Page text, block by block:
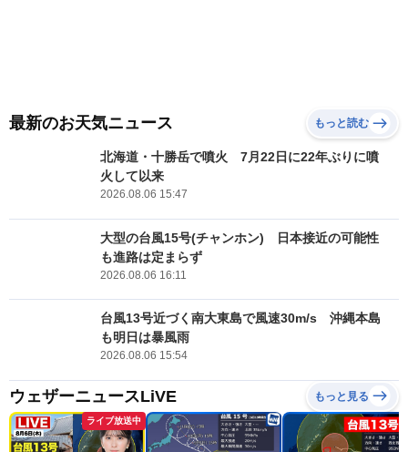
最新のお天気ニュース もっと読む
北海道・十勝岳で噴火 7月22日に22年ぶりに噴
火して以来
2026.08.06 15:47
大型の台風15号(チャンホン) 日本接近の可能性
も進路は定まらず
2026.08.06 16:11
台風13号近づく南大東島で風速30m/s 沖縄本島
も明日は暴風雨
2026.08.06 15:54
ウェザーニュースLiVE もっと見る
ライブ放送中